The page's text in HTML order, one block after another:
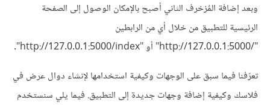
وبعد إضافة المُزخرف الثاني أصبح بالإمكان الوصول إلى الصفحة
الرئيسية للتطبيق من خلال أي من الرابطين
"/http://127.0.0.1:5000" أو "http://127.0.0.1:5000/index".
تعرّفنا فيما سبق على الوجهات وكيفية استخدامها لإنشاء دوال عرض في
فلاسك وكيفية إضافة وجهات جديدة إلى التطبيق. فيما يلي سنستخدم